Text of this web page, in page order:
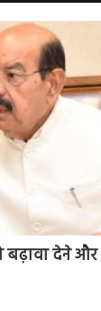
बढ़ावा देने